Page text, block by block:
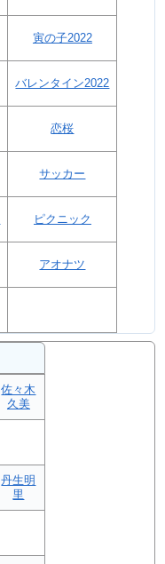
寅の子2022
バレンタイン2022
恋桜
サッカー
ピクニック
アオナツ
佐々木
久美
丹生明
里